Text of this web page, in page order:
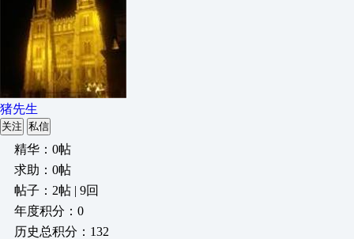
猪先生
关注 私信
精华：0帖
求助：0帖
帖子：2帖 | 9回
年度积分：0
历史总积分：132